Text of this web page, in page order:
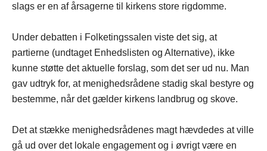
slags er en af årsagerne til kirkens store rigdomme.
Under debatten i Folketingssalen viste det sig, at
partierne (undtaget Enhedslisten og Alternative), ikke
kunne støtte det aktuelle forslag, som det ser ud nu. Man
gav udtryk for, at menighedsrådene stadig skal bestyre og
bestemme, når det gælder kirkens landbrug og skove.
Det at stække menighedsrådenes magt hævdedes at ville
gå ud over det lokale engagement og i øvrigt være en